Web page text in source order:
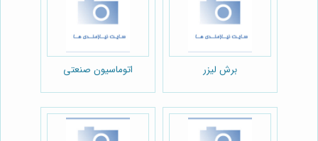
برش لیزر اتوماسیون صنعتی